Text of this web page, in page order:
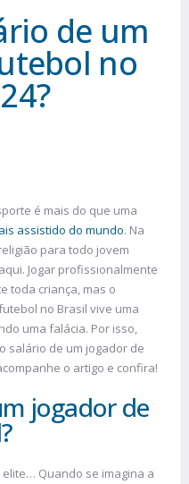
de um
no
é mais do que uma
assistido do mundo. Na
para todo jovem
Jogar profissionalmente
toda criança, mas o
no Brasil vive uma
uma falácia. Por isso,
salário de um jogador de
o artigo e confira!
jogador de
Quando se imagina a